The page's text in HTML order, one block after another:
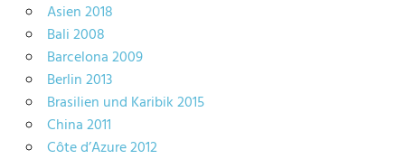
Asien 2018
Bali 2008
Barcelona 2009
Berlin 2013
Brasilien und Karibik 2015
China 2011
Côte d’Azure 2012